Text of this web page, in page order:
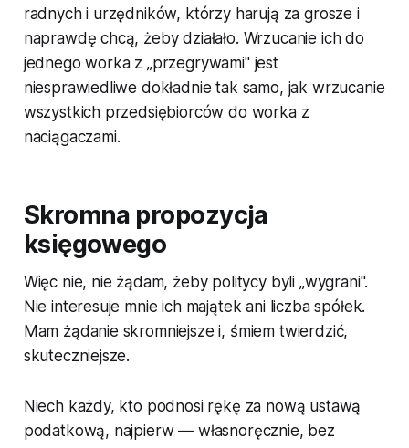
radnych i urzędników, którzy haru­ją za grosze i
naprawdę chcą, żeby działało. Wrzucanie ich do
jednego worka z „przegrywami" jest
niesprawiedliwe dokładnie tak samo, jak wrzucanie
wszystkich przedsiębiorców do worka z
naciągaczami.
Skromna propozycja
księgowego
Więc nie, nie żądam, żeby politycy byli „wygrani".
Nie interesuje mnie ich majątek ani liczba spółek.
Mam żądanie skromniejsze i, śmiem twierdzić,
skuteczniejsze.
Niech każdy, kto podnosi rękę za nową ustawą
podatkową, najpierw — własnoręcznie, bez